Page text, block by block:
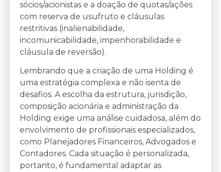
sócios/acionistas e a doação de quotas/ações
com reserva de usufruto e cláusulas
restritivas (inalienabilidade,
incomunicabilidade, impenhorabilidade e
cláusula de reversão).
Lembrando que a criação de uma Holding é
uma estratégia complexa e não isenta de
desafios. A escolha da estrutura, jurisdição,
composição acionária e administração da
Holding exige uma análise cuidadosa, além do
envolvimento de profissionais especializados,
como Planejadores Financeiros, Advogados e
Contadores. Cada situação é personalizada,
portanto, é fundamental adaptar as